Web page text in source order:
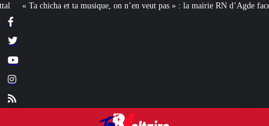
veut pas » : la mairie RN d’Agde face à la meute « antiraciste » La